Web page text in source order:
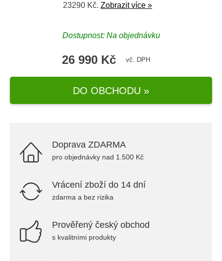
23290 Kč. Zobrazit více »
Dostupnost: Na objednávku
26 990 Kč vč. DPH
DO OBCHODU »
Doprava ZDARMA
pro objednávky nad 1.500 Kč
Vrácení zboží do 14 dní
zdarma a bez rizika
Prověřený český obchod
s kvalitními produkty